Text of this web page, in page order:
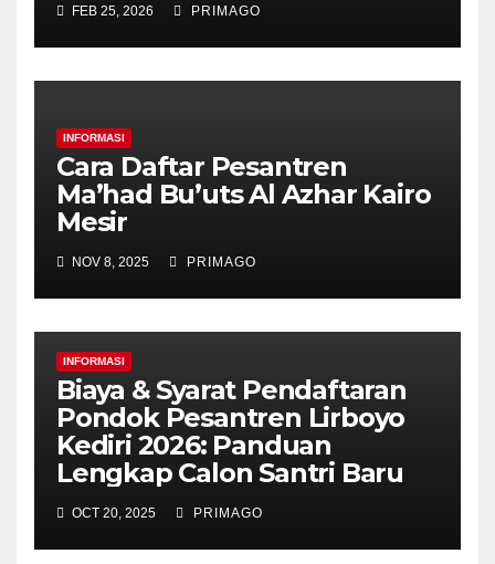
FEB 25, 2026 PRIMAGO
INFORMASI
Cara Daftar Pesantren
Ma’had Bu’uts Al Azhar Kairo
Mesir
NOV 8, 2025 PRIMAGO
INFORMASI
Biaya & Syarat Pendaftaran
Pondok Pesantren Lirboyo
Kediri 2026: Panduan
Lengkap Calon Santri Baru
OCT 20, 2025 PRIMAGO